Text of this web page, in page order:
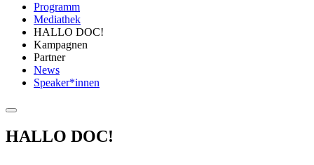
Programm
Mediathek
HALLO DOC!
Kampagnen
Partner
News
Speaker*innen
HALLO DOC!